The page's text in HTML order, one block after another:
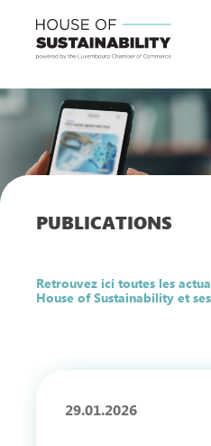
PUBLICATIONS
Retrouvez ici toutes les
House of Sustainability et
29.01.2026